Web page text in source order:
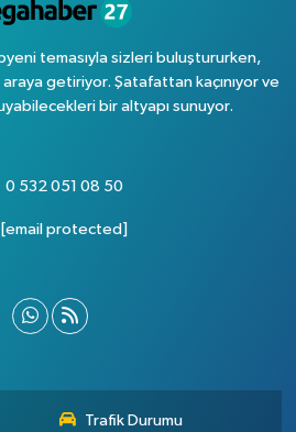
temasıyla sizleri buluştururken,
getiriyor. Şatafattan kaçınıyor ve
bir altyapı sunuyor.
0 532 051 08 50
[email protected]
Trafik Durumu